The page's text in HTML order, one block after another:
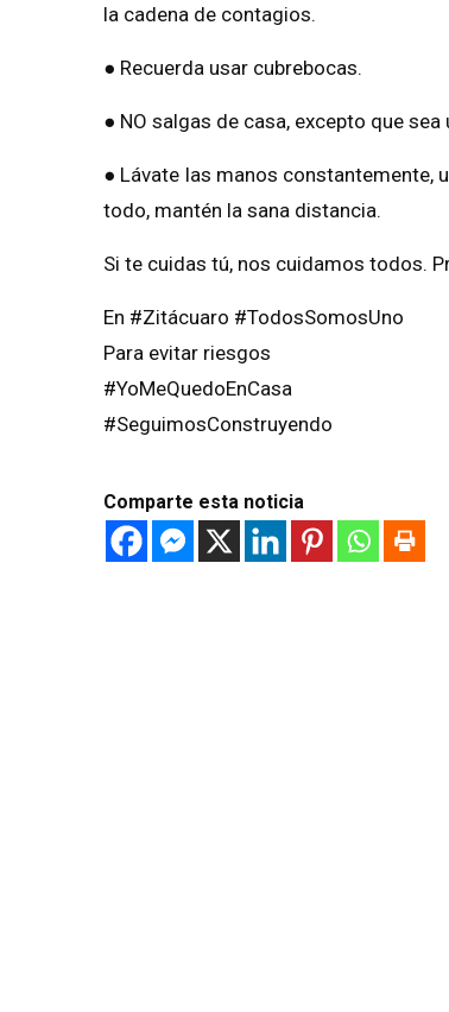
la cadena de contagios.
● Recuerda usar cubrebocas.
● NO salgas de casa, excepto que
● Lávate las manos constantemente,
todo, mantén la sana distancia.
Si te cuidas tú, nos cuidamos todos.
En #Zitácuaro #TodosSomosUno
Para evitar riesgos
#YoMeQuedoEnCasa
#SeguimosConstruyendo
Comparte esta noticia